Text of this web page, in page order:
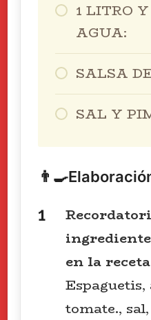
1 LITRO
AGUA:
SALSA
SAL Y
en la
Espaguetis,
tomate.,